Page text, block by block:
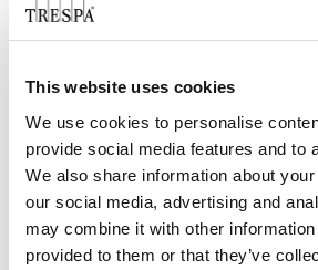
This website uses cookies
We use cookies to personalise
provide social media features and to
We also share information about
our social media, advertising and
may combine it with other information
provided to them or that they’ve